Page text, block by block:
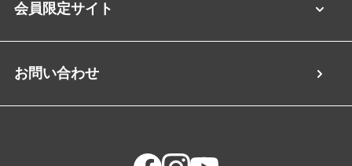
会員限定サイト
お問い合わせ